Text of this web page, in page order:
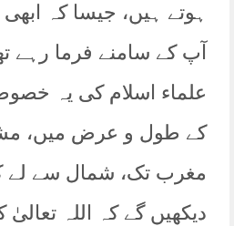
ہوتے ہیں، جیسا کہ
آپ کے سامنے فرما رہے
علماء اسلام کی یہ
کے طول و عرض میں،
مغرب تک، شمال سے لے
دیکھیں گے کہ اللہ